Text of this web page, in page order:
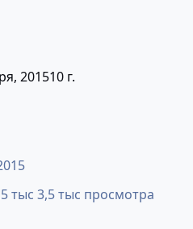
201510 г.
3,5 тыс просмотра